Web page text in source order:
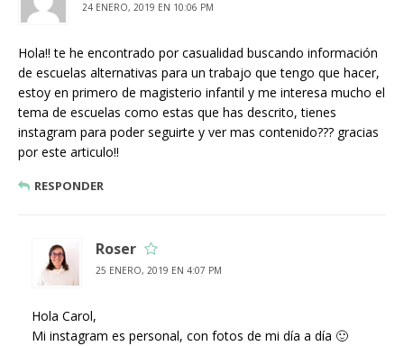
24 ENERO, 2019 EN 10:06 PM
Hola!! te he encontrado por casualidad buscando información
de escuelas alternativas para un trabajo que tengo que hacer,
estoy en primero de magisterio infantil y me interesa mucho el
tema de escuelas como estas que has descrito, tienes
instagram para poder seguirte y ver mas contenido??? gracias
por este articulo!!
RESPONDER
Roser
25 ENERO, 2019 EN 4:07 PM
Hola Carol,
Mi instagram es personal, con fotos de mi día a día 🙂